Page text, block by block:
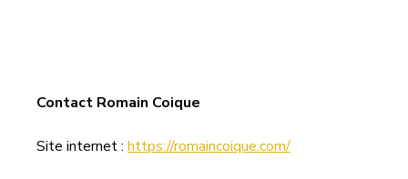
Contact Romain Coique
Site internet : https://romaincoique.com/